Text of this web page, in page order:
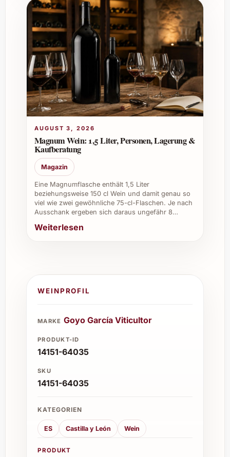
AUGUST 3, 2026
Magnum Wein: 1,5 Liter, Personen, Lagerung &
Kaufberatung
Magazin
Eine Magnumflasche enthält 1,5 Liter
beziehungsweise 150 cl Wein und damit genau so
viel wie zwei gewöhnliche 75-cl-Flaschen. Je nach
Ausschank ergeben sich daraus ungefähr 8…
Weiterlesen
WEINPROFIL
MARKE Goyo García Viticultor
PRODUKT-ID
14151-64035
SKU
14151-64035
KATEGORIEN
ES Castilla y León Wein
PRODUKT